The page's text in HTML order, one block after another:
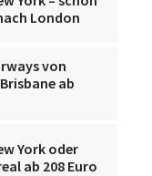
London
von
ab
York oder
ab 208 Euro